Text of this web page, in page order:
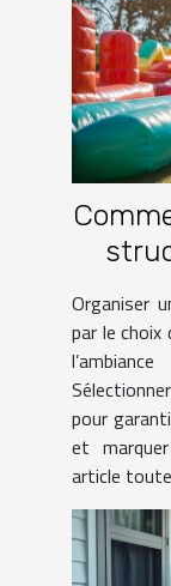
Organiser
par le
pour
et
article